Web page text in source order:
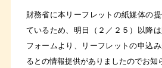
財務省に本リーフレットの紙媒体の
ているため、明日（２／２５）以降
フォームより、リーフレットの申込
るとの情報提供がありましたのでお知